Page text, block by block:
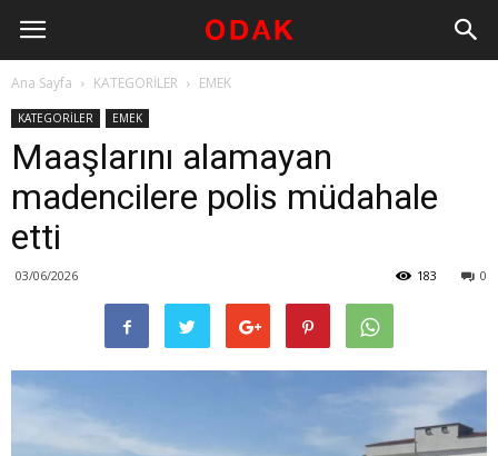
Ana Sayfa KATEGORİLER EMEK
KATEGORİLER EMEK
Maaşlarını alamayan
madencilere polis müdahale
etti
03/06/2026 0
183